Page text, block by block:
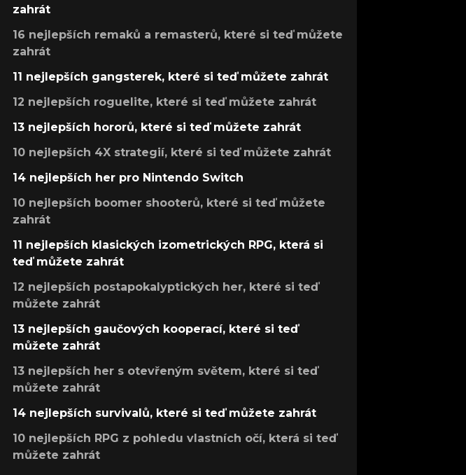
zahrát
16 nejlepších remaků a remasterů, které si teď můžete
zahrát
11 nejlepších gangsterek, které si teď můžete zahrát
12 nejlepších roguelite, které si teď můžete zahrát
13 nejlepších hororů, které si teď můžete zahrát
10 nejlepších 4X strategií, které si teď můžete zahrát
14 nejlepších her pro Nintendo Switch
10 nejlepších boomer shooterů, které si teď můžete
zahrát
11 nejlepších klasických izometrických RPG, která si
teď můžete zahrát
12 nejlepších postapokalyptických her, které si teď
můžete zahrát
13 nejlepších gaučových kooperací, které si teď
můžete zahrát
13 nejlepších her s otevřeným světem, které si teď
můžete zahrát
14 nejlepších survivalů, které si teď můžete zahrát
10 nejlepších RPG z pohledu vlastních očí, která si teď
můžete zahrát